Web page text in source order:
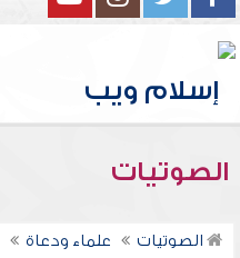
الصوتيات
الصوتيات علماء ودعاة